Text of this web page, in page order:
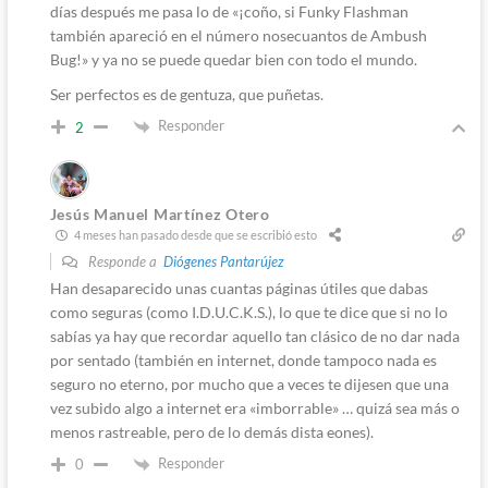
días después me pasa lo de «¡coño, si Funky Flashman
también apareció en el número nosecuantos de Ambush
Bug!» y ya no se puede quedar bien con todo el mundo.
Ser perfectos es de gentuza, que puñetas.
2 Responder
Jesús Manuel Martínez Otero
4 meses han pasado desde que se escribió esto
Responde a Diógenes Pantarújez
Han desaparecido unas cuantas páginas útiles que dabas
como seguras (como I.D.U.C.K.S.), lo que te dice que si no lo
sabías ya hay que recordar aquello tan clásico de no dar nada
por sentado (también en internet, donde tampoco nada es
seguro no eterno, por mucho que a veces te dijesen que una
vez subido algo a internet era «imborrable» … quizá sea más o
menos rastreable, pero de lo demás dista eones).
0 Responder